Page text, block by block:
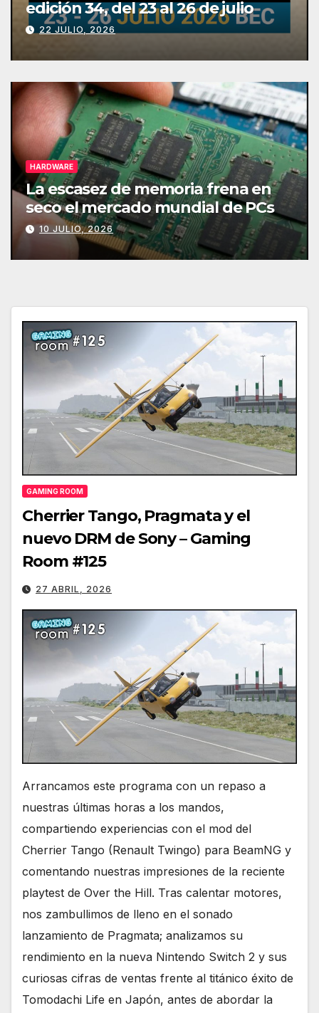
edición 34, del 23 al 26 de julio
22 JULIO, 2026
HARDWARE
La escasez de memoria frena en
seco el mercado mundial de PCs
10 JULIO, 2026
GAMING ROOM
Cherrier Tango, Pragmata y el
nuevo DRM de Sony – Gaming
Room #125
27 ABRIL, 2026
Arrancamos este programa con un repaso a
nuestras últimas horas a los mandos,
compartiendo experiencias con el mod del
Cherrier Tango (Renault Twingo) para BeamNG y
comentando nuestras impresiones de la reciente
playtest de Over the Hill. Tras calentar motores,
nos zambullimos de lleno en el sonado
lanzamiento de Pragmata; analizamos su
rendimiento en la nueva Nintendo Switch 2 y sus
curiosas cifras de ventas frente al titánico éxito de
Tomodachi Life en Japón, antes de abordar la